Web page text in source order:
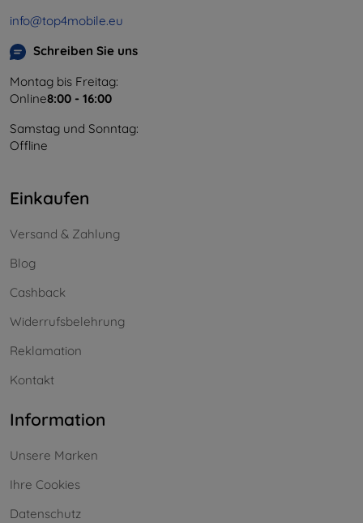
info@top4mobile.eu
Schreiben Sie uns
Montag bis Freitag:
Online8:00 - 16:00
Samstag und Sonntag:
Offline
Einkaufen
Versand & Zahlung
Blog
Cashback
Widerrufsbelehrung
Reklamation
Kontakt
Information
Unsere Marken
Ihre Cookies
Datenschutz